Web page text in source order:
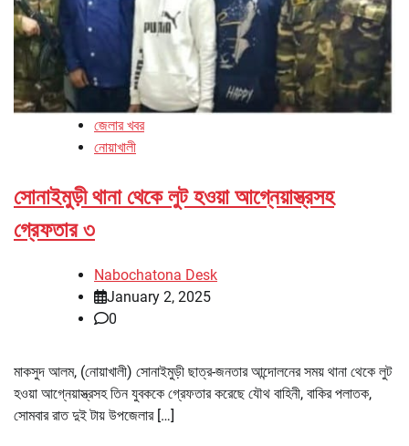
জেলার খবর
নোয়াখালী
সোনাইমুড়ী থানা থেকে লুট হওয়া আগ্নেয়াস্ত্রসহ
গ্রেফতার ৩
Nabochatona Desk
January 2, 2025
0
মাকসুদ আলম, (নোয়াখালী) সোনাইমুড়ী ছাত্র-জনতার আন্দোলনের সময় থানা থেকে লুট
হওয়া আগ্নেয়াস্ত্রসহ তিন যুবককে গ্রেফতার করেছে যৌথ বাহিনী, বাকির পলাতক,
সোমবার রাত দুই টায় উপজেলার […]